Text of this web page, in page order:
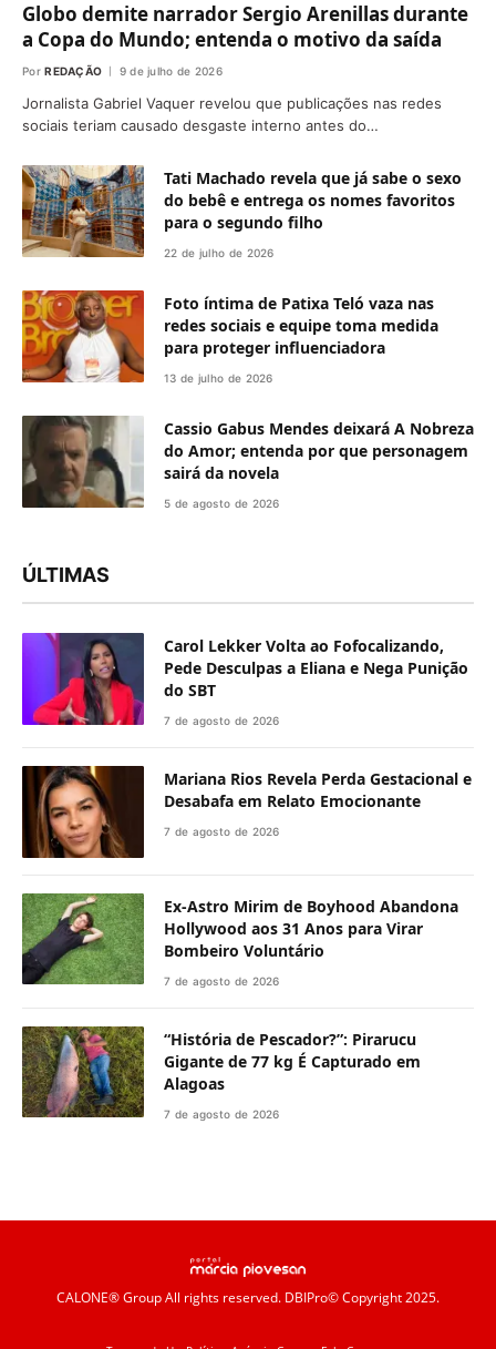
Globo demite narrador Sergio Arenillas durante
a Copa do Mundo; entenda o motivo da saída
Por REDAÇÃO 9 de julho de 2026
Jornalista Gabriel Vaquer revelou que publicações nas redes
sociais teriam causado desgaste interno antes do…
Tati Machado revela que já sabe o sexo
do bebê e entrega os nomes favoritos
para o segundo filho
22 de julho de 2026
Foto íntima de Patixa Teló vaza nas
redes sociais e equipe toma medida
para proteger influenciadora
13 de julho de 2026
Cassio Gabus Mendes deixará A Nobreza
do Amor; entenda por que personagem
sairá da novela
5 de agosto de 2026
ÚLTIMAS
Carol Lekker Volta ao Fofocalizando,
Pede Desculpas a Eliana e Nega Punição
do SBT
7 de agosto de 2026
Mariana Rios Revela Perda Gestacional e
Desabafa em Relato Emocionante
7 de agosto de 2026
Ex-Astro Mirim de Boyhood Abandona
Hollywood aos 31 Anos para Virar
Bombeiro Voluntário
7 de agosto de 2026
“História de Pescador?”: Pirarucu
Gigante de 77 kg É Capturado em
Alagoas
7 de agosto de 2026
CALONE® GroupAll rights reserved. DBIPro© Copyright 2025.